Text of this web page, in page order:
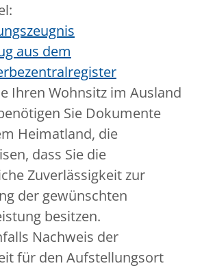
aus dem
Ihren Wohnsitz im Ausland
Sie Dokumente
Heimatland, die
dass Sie die
Zuverlässigkeit zur
der gewünschten
besitzen.
Nachweis der
für den Aufstellungsort